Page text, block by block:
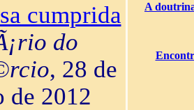
cumprida
do
, 28 de
de 2012
A